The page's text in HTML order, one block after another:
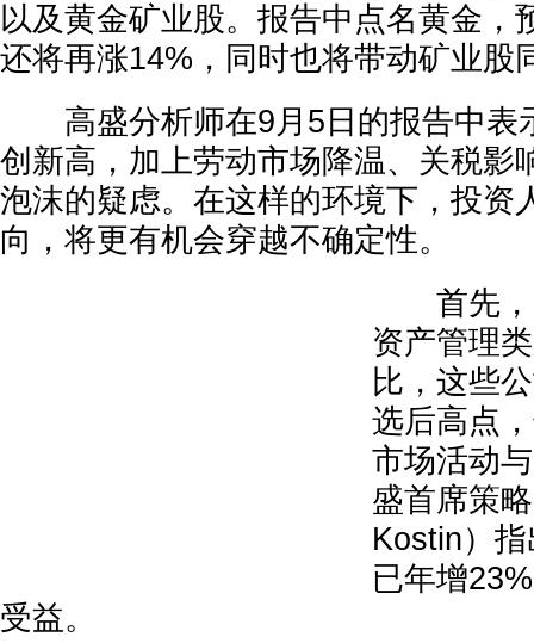
以及黄金矿业股。报告中点名黄金，
还将再涨14%，同时也将带动矿业股
高盛分析师在9月5日的报告中表
创新高，加上劳动市场降温、关税影
泡沫的疑虑。在这样的环境下，投资
向，将更有机会穿越不确定性。
首先，
资产管理
比，这些
选后高点
市场活动
盛首席策
Kostin）
已年增
受益。